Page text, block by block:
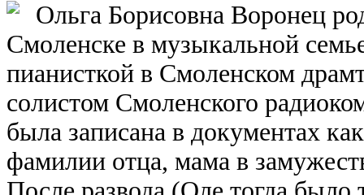
Ольга Борисовна Воронец
Смоленске в музыкальной
пианисткой в Смоленском
солистом Смоленского
была записана в документах
фамилии отца, мама в